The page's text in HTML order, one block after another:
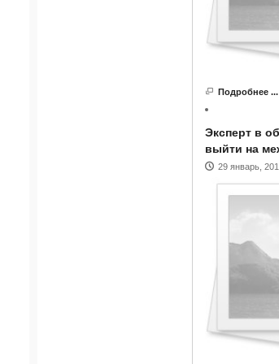
Подробнее ...
Эксперт в
выйти на
29 январь,